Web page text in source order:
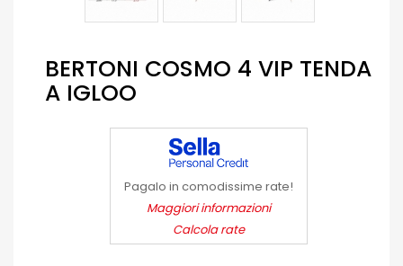
BERTONI COSMO 4 VIP TENDA
A IGLOO
Pagalo in comodissime rate!
Maggiori informazioni
Calcola rate